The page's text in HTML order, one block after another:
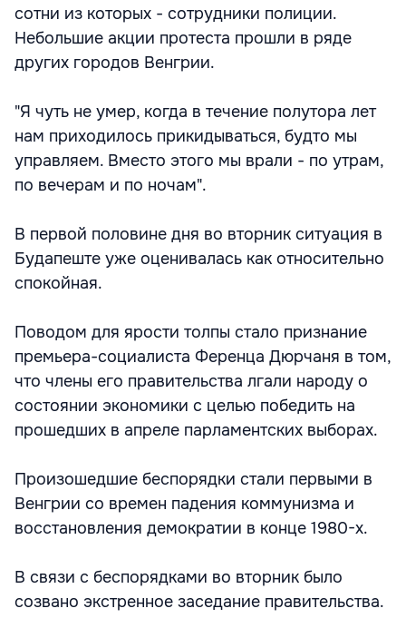
сотни из которых - сотрудники полиции.
Небольшие акции протеста прошли в ряде
других городов Венгрии.
"Я чуть не умер, когда в течение полутора лет
нам приходилось прикидываться, будто мы
управляем. Вместо этого мы врали - по утрам,
по вечерам и по ночам".
В первой половине дня во вторник ситуация в
Будапеште уже оценивалась как относительно
спокойная.
Поводом для ярости толпы стало признание
премьера-социалиста Ференца Дюрчаня в том,
что члены его правительства лгали народу о
состоянии экономики с целью победить на
прошедших в апреле парламентских выборах.
Произошедшие беспорядки стали первыми в
Венгрии со времен падения коммунизма и
восстановления демократии в конце 1980-х.
В связи с беспорядками во вторник было
созвано экстренное заседание правительства.